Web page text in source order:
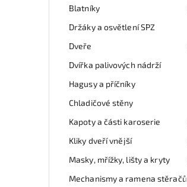
Blatníky
Držáky a osvětlení SPZ
Dveře
Dvířka palivových nádrží
Hagusy a příčníky
Chladičové stěny
Kapoty a části karoserie
Kliky dveří vnější
Masky, mřížky, lišty a kryty
Mechanismy a ramena stěračů